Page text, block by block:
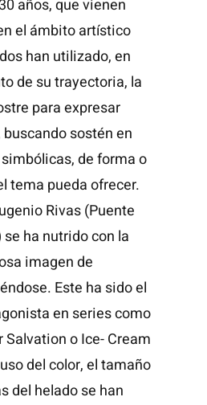
años, que vienen
el ámbito artístico
han utilizado, en
de su trayectoria, la
para expresar
sostén en
de forma o
tema pueda ofrecer.
Rivas (Puente
se ha nutrido con la
imagen de
Este ha sido el
en series como
Salvation o Ice- Cream
del color, el tamaño
del helado se han